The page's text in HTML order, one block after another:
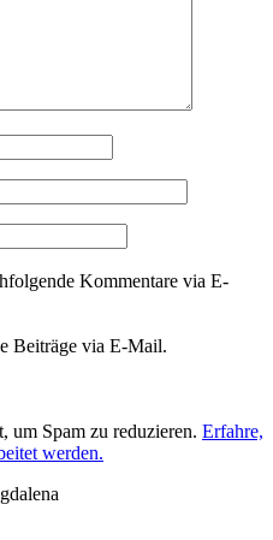
Kommentare via E-
Beiträge via E-Mail.
um Spam zu reduzieren. Erfahre,
werden.